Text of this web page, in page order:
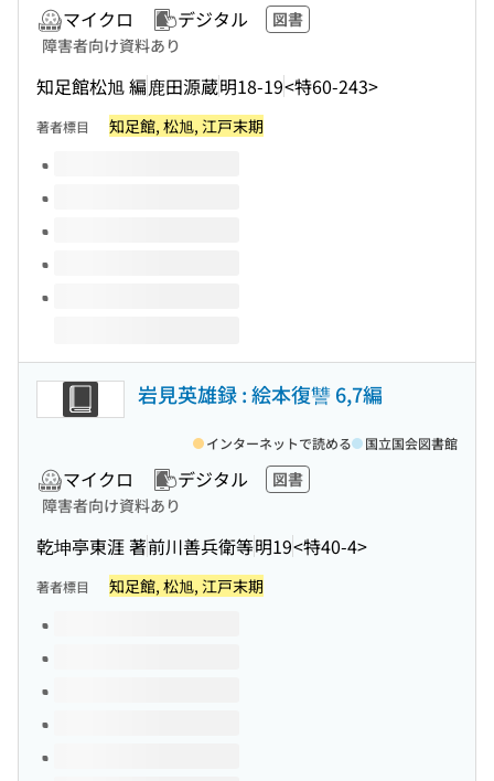
マイクロ デジタル
図書
障害者向け資料あり
知足館松旭 編鹿田源蔵明18-19<特60-243>
著者標目 知足館, 松旭, 江戸末期
このタイトルの巻号
岩見英雄録 : 絵本復讐 6,7編
マイクロ デジタル
図書
障害者向け資料あり
乾坤亭東涯 著前川善兵衛等明19<特40-4>
インターネットで読める 国立国会図書館
著者標目 知足館, 松旭, 江戸末期
このタイトルの巻号